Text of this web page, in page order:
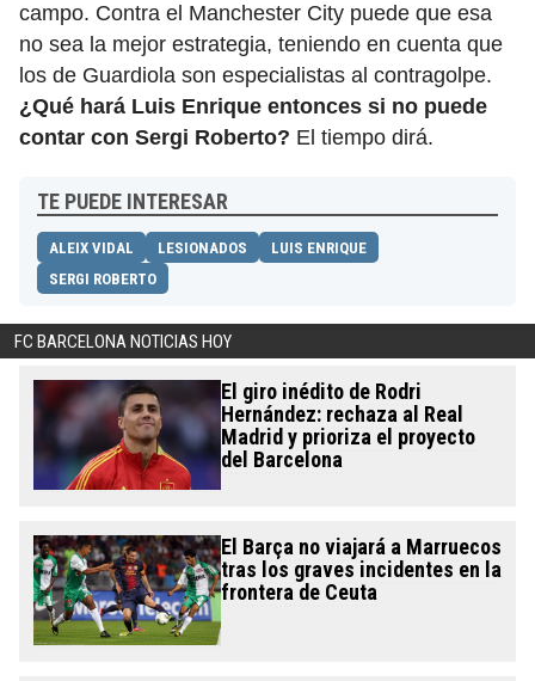
campo. Contra el Manchester City puede que esa
no sea la mejor estrategia, teniendo en cuenta que
los de Guardiola son especialistas al contragolpe.
¿Qué hará Luis Enrique entonces si no puede
contar con Sergi Roberto? El tiempo dirá.
TE PUEDE INTERESAR
ALEIX VIDAL LESIONADOS
LUIS ENRIQUE
SERGI ROBERTO
FC BARCELONA NOTICIAS HOY
El giro inédito de Rodri
Hernández: rechaza al Real
Madrid y prioriza el proyecto
del Barcelona
El Barça no viajará a Marruecos
tras los graves incidentes en la
frontera de Ceuta